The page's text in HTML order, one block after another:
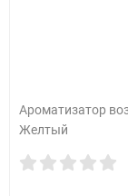
Ароматизатор
Желтый